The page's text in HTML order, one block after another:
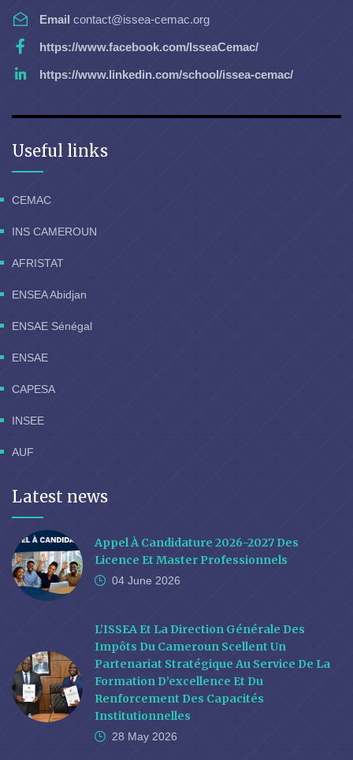
Email contact@issea-cemac.org
https://www.facebook.com/IsseaCemac/
https://www.linkedin.com/school/issea-cemac/
Useful links
CEMAC
INS CAMEROUN
AFRISTAT
ENSEA Abidjan
ENSAE Sénégal
ENSAE
CAPESA
INSEE
AUF
Latest news
Appel À Candidature 2026-2027 Des
Licence Et Master Professionnels
04 June 2026
L’ISSEA Et La Direction Générale Des
Impôts Du Cameroun Scellent Un
Partenariat Stratégique Au Service De La
Formation D’excellence Et Du
Renforcement Des Capacités
Institutionnelles
28 May 2026